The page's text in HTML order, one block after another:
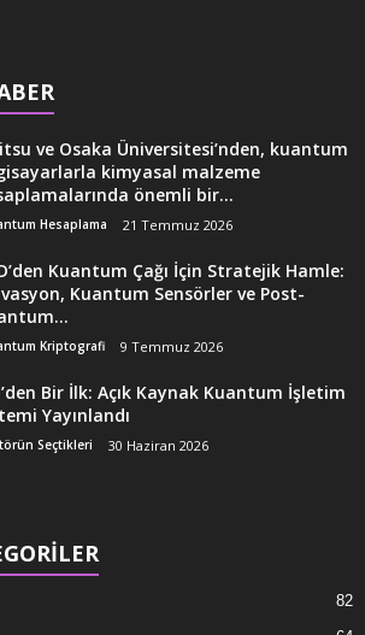
ve Osaka Üniversitesi’nden, kuantum
kimyasal malzeme
önemli bir...
Hesaplama 21 Temmuz 2026
Kuantum Çağı İçin Stratejik Hamle:
Kuantum Sensörler ve Post-
Kriptografi 9 Temmuz 2026
Bir İlk: Açık Kaynak Kuantum İşletim
Yayınlandı
Seçtikleri 30 Haziran 2026
82